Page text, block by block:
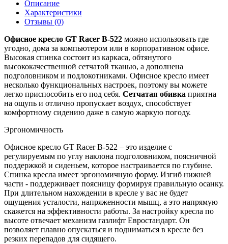
Описание
Характеристики
Отзывы (0)
Офисное кресло GT Racer B-522 можно использовать где
угодно, дома за компьютером или в корпоративном офисе.
Высокая спинка состоит из каркаса, обтянутого
высококачественной сетчатой тканью, а дополнена
подголовником и подлокотниками. Офисное кресло имеет
несколько функциональных настроек, поэтому вы можете
легко приспособить его под себя. Сетчатая обивка приятна
на ощупь и отлично пропускает воздух, способствует
комфортному сидению даже в самую жаркую погоду.
Эргономичность
Офисное кресло GT Racer B-522 – это изделие с
регулируемым по углу наклона подголовником, поясничной
поддержкой и сиденьем, которое настраивается по глубине.
Спинка кресла имеет эргономичную форму. Изгиб нижней
части - поддерживает поясницу формируя правильную осанку.
При длительном нахождении в кресле у вас не будет
ощущения усталости, напряженности мышц, а это напрямую
скажется на эффективности работы. За настройку кресла по
высоте отвечает механизм газлифт Евростандарт. Он
позволяет плавно опускаться и подниматься в кресле без
резких перепадов для сидящего.